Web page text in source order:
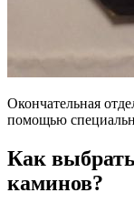
Окончательная
помощью
Как
каминов?